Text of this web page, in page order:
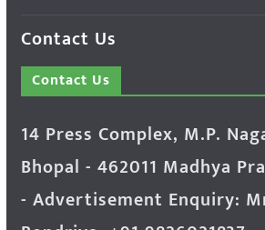
Contact Us
Contact Us
14 Press Complex, M.P.
Bhopal - 462011 Madhya
- Advertisement Enquiry: